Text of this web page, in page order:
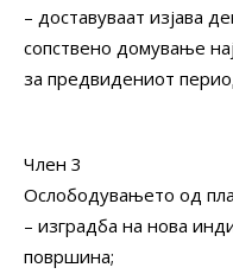
– доставуваат изјава
сопствено домување
за предвидениот
Член 3
Ослободувањето од
– изградба на нова
површина;